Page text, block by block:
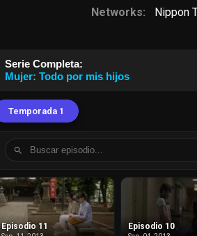
Networks: Nippon
Serie Completa:
Mujer: Todo por mis hijos
Temporada 1
Episodio 11 Episodio 10